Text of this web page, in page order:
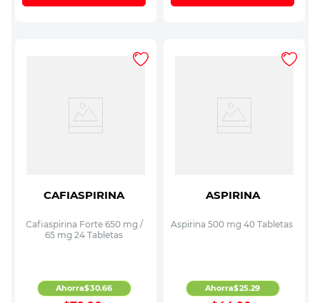
CAFIASPIRINA
Cafiaspirina Forte 650 mg /
65 mg 24 Tabletas
Ahorra$30.66
ASPIRINA
Aspirina 500 mg 40 Tabletas
Ahorra$25.29